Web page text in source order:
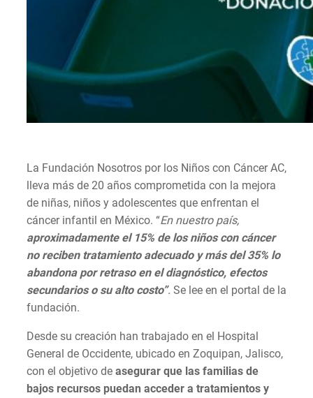
La Fundación Nosotros por los Niños con Cáncer AC,
lleva más de 20 años comprometida con la mejora
de niñas, niños y adolescentes que enfrentan el
cáncer infantil en México. “En nuestro país,
aproximadamente el 15% de los niños con cáncer
no reciben tratamiento adecuado y más del 35% lo
abandona por retraso en el diagnóstico, efectos
secundarios o su alto costo”. Se lee en el portal de la
fundación.
Desde su creación han trabajado en el Hospital
General de Occidente, ubicado en Zoquipan, Jalisco,
con el objetivo de asegurar que las familias de
bajos recursos puedan acceder a tratamientos y